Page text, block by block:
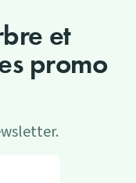
et
promo